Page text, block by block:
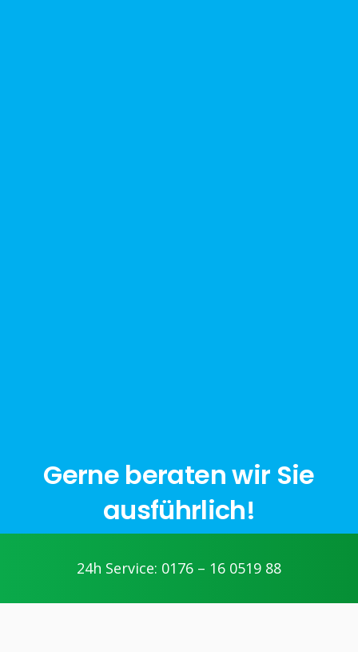
Gerne beraten wir Sie
ausführlich!
jetzt anfragen
24h Service: 0176 – 16 0519 88